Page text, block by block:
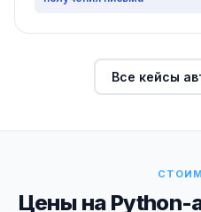
Все кейсы
Цены на Python-